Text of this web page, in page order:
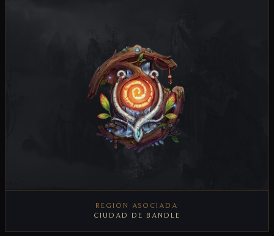
REGIÓN ASOCIADA
CIUDAD DE BANDLE